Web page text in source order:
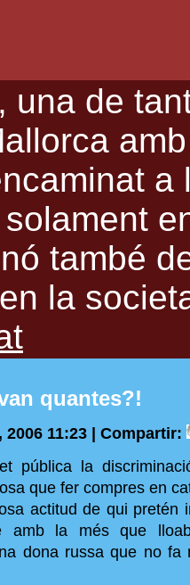
una de
també
la
quantes?!
11:23 | Compartir:
pública la
que fer compres en
actitud de qui pretén
amb la més que
dona russa que no fa